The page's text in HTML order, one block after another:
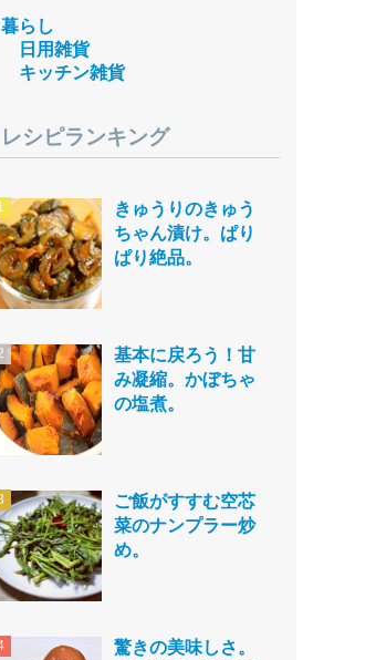
暮らし
日用雑貨
キッチン雑貨
レシピランキング
きゅうりのきゅう
ちゃん漬け。ぱり
ぱり絶品。
基本に戻ろう！甘
み凝縮。かぼちゃ
の塩煮。
ご飯がすすむ空芯
菜のナンプラー炒
め。
驚きの美味しさ。